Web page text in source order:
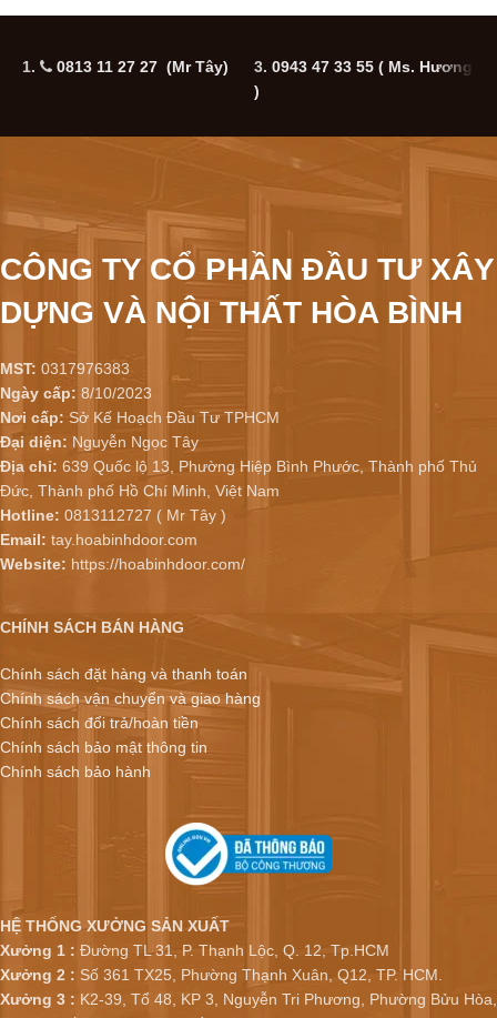
1. 0813 11 27 27 (Mr Tây) 3. 0943 47 33 55 ( Ms. Hương
)
CÔNG TY CỔ PHẦN ĐẦU TƯ XÂY
DỰNG VÀ NỘI THẤT HÒA BÌNH
MST: 0317976383
Ngày cấp: 8/10/2023
Nơi cấp: Sở Kế Hoạch Đầu Tư TPHCM
Đại diện: Nguyễn Ngọc Tây
Địa chỉ: 639 Quốc lộ 13, Phường Hiệp Bình Phước, Thành phố Thủ
Đức, Thành phố Hồ Chí Minh, Việt Nam
Hotline: 0813112727 ( Mr Tây )
Email: tay.hoabinhdoor.com
Website: https://hoabinhdoor.com/
CHÍNH SÁCH BÁN HÀNG
Chính sách đặt hàng và thanh toán
Chính sách vận chuyển và giao hàng
Chính sách đổi trả/hoàn tiền
Chính sách bảo mật thông tin
Chính sách bảo hành
HỆ THỐNG XƯỞNG SẢN XUẤT
Xưởng 1 : Đường TL 31, P. Thạnh Lộc, Q. 12, Tp.HCM
Xưởng 2 : Số 361 TX25, Phường Thạnh Xuân, Q12, TP. HCM.
Xưởng 3 : K2-39, Tổ 48, KP 3, Nguyễn Tri Phương, Phường Bửu Hòa,